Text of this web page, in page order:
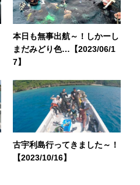
本日も無事出航～！しかーし
まだみどり色…【2023/06/1
7】
古宇利島行ってきました～！
【2023/10/16】